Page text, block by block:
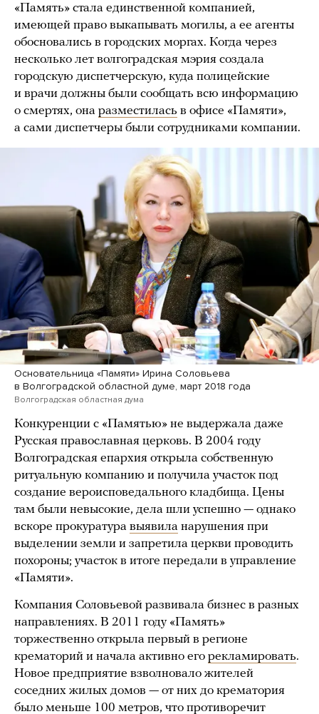
«Память» стала единственной компанией,
имеющей право выкапывать могилы, а ее агенты
обосновались в городских моргах. Когда через
несколько лет волгоградская мэрия создала
городскую диспетчерскую, куда полицейские
и врачи должны были сообщать всю информацию
о смертях, она разместилась в офисе «Памяти»,
а сами диспетчеры были сотрудниками компании.
Основательница «Памяти» Ирина Соловьева
в Волгоградской областной думе, март 2018 года
Волгоградская областная дума
Конкуренции с «Памятью» не выдержала даже
Русская православная церковь. В 2004 году
Волгоградская епархия открыла собственную
ритуальную компанию и получила участок под
создание вероисповедального кладбища. Цены
там были невысокие, дела шли успешно — однако
вскоре прокуратура выявила нарушения при
выделении земли и запретила церкви проводить
похороны; участок в итоге передали в управление
«Памяти».
Компания Соловьевой развивала бизнес в разных
направлениях. В 2011 году «Память»
торжественно открыла первый в регионе
крематорий и начала активно его рекламировать.
Новое предприятие взволновало жителей
соседних жилых домов — от них до крематория
было меньше 100 метров, что противоречит